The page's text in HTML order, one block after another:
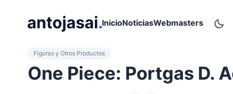
InicioNoticiasWebmasters
Figuras y Otros Productos
One Piece: Portgas D.